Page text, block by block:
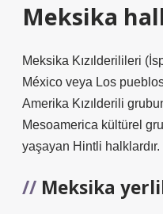
Meksika
Meksika Kızılderilileri
México veya Los
Amerika Kızılderili
Mesoamerica kültürel
yaşayan Hintli halklardır.
Meksika